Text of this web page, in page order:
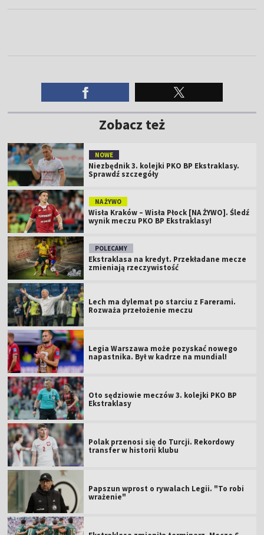
Zobacz też
NOWE
Niezbędnik 3. kolejki PKO BP Ekstraklasy.
Sprawdź szczegóły
NA ŻYWO
Wisła Kraków – Wisła Płock [NA ŻYWO]. Śledź
wynik meczu PKO BP Ekstraklasy!
POLECAMY
Ekstraklasa na kredyt. Przekładane mecze
zmieniają rzeczywistość
Lech ma dylemat po starciu z Farerami.
Rozważa przełożenie meczu
Legia Warszawa może pozyskać nowego
napastnika. Był w kadrze na mundial!
Oto sędziowie meczów 3. kolejki PKO BP
Ekstraklasy
Polak przenosi się do Turcji. Rekordowy
transfer w historii klubu
Papszun wprost o rywalach Legii. "To robi
wrażenie"